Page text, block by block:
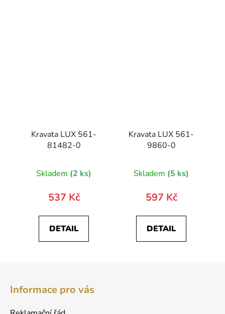
Kravata LUX 561-
81482-0
Skladem (2 ks)
537 Kč
DETAIL
Kravata LUX 561-
9860-0
Skladem (5 ks)
597 Kč
DETAIL
Informace pro vás